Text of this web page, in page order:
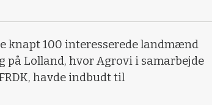
knapt 100 interesserede landmænd
Lolland, hvor Agrovi i samarbejde
havde indbudt til